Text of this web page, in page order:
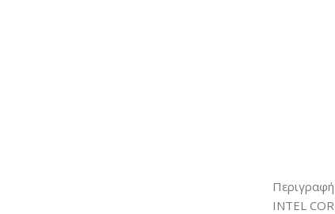
Περιγραφή
INTEL